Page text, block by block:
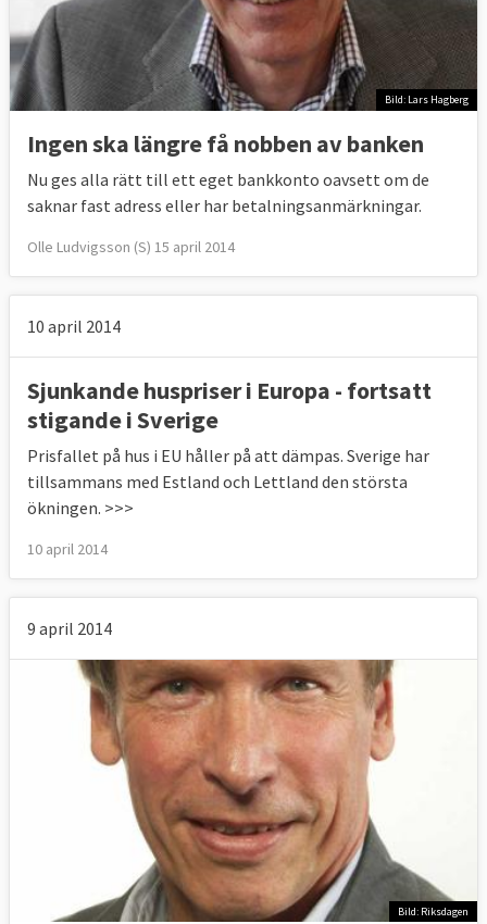
Bild: Lars Hagberg
Ingen ska längre få nobben av banken
Nu ges alla rätt till ett eget bankkonto oavsett om de
saknar fast adress eller har betalningsanmärkningar.
Olle Ludvigsson (S) 15 april 2014
10 april 2014
Sjunkande huspriser i Europa - fortsatt
stigande i Sverige
Prisfallet på hus i EU håller på att dämpas. Sverige har
tillsammans med Estland och Lettland den största
ökningen. >>>
10 april 2014
9 april 2014
Bild: Riksdagen